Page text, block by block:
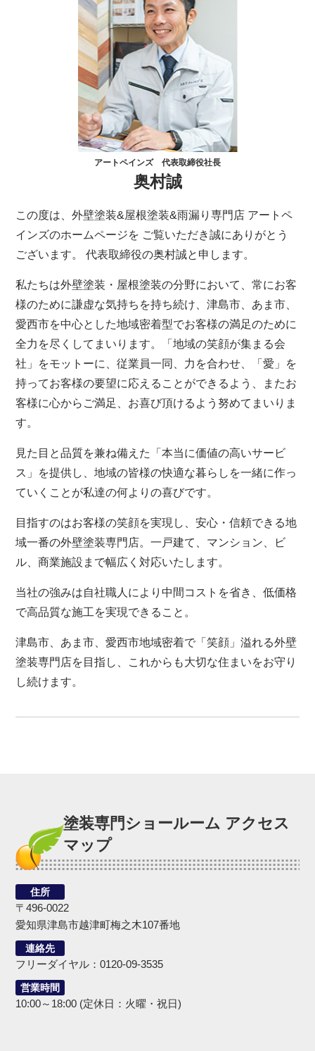
アートペインズ 代表取締役社長
奥村誠
この度は、外壁塗装&屋根塗装&雨漏り専門店 アートペ
インズのホームページを ご覧いただき誠にありがとう
ございます。 代表取締役の奥村誠と申します。
私たちは外壁塗装・屋根塗装の分野において、常にお客
様のために謙虚な気持ちを持ち続け、津島市、あま市、
愛西市を中心とした地域密着型でお客様の満足のために
全力を尽くしてまいります。「地域の笑顔が集まる会
社」をモットーに、従業員一同、力を合わせ、「愛」を
持ってお客様の要望に応えることができるよう、またお
客様に心からご満足、お喜び頂けるよう努めてまいりま
す。
見た目と品質を兼ね備えた「本当に価値の高いサービ
ス」を提供し、地域の皆様の快適な暮らしを一緒に作っ
ていくことが私達の何よりの喜びです。
目指すのはお客様の笑顔を実現し、安心・信頼できる地
域一番の外壁塗装専門店。一戸建て、マンション、ビ
ル、商業施設まで幅広く対応いたします。
当社の強みは自社職人により中間コストを省き、低価格
で高品質な施工を実現できること。
津島市、あま市、愛西市地域密着で「笑顔」溢れる外壁
塗装専門店を目指し、これからも大切な住まいをお守り
し続けます。
塗装専門ショールーム アクセス
マップ
住所
〒496-0022
愛知県津島市越津町梅之木107番地
連絡先
フリーダイヤル：0120-09-3535
営業時間
10:00～18:00 (定休日：火曜・祝日)